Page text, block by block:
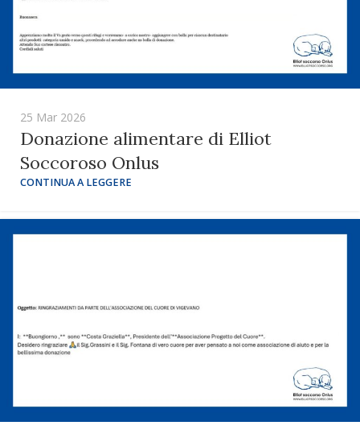
25 Mar 2026
Donazione alimentare di Elliot
Soccoroso Onlus
CONTINUA A LEGGERE